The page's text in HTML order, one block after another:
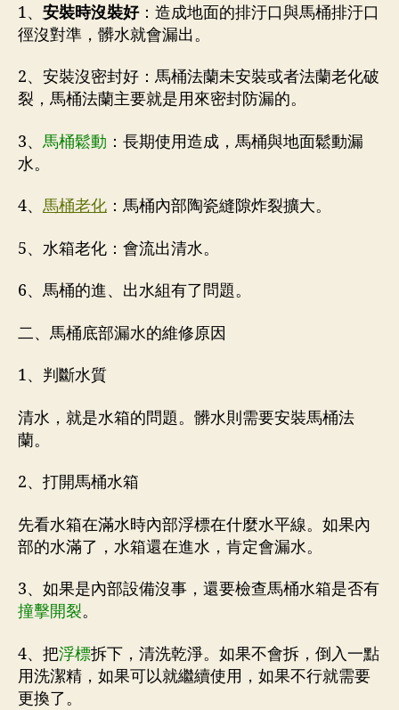
1、 安裝時沒裝好：造成地面的排汙口與馬桶排汙口
徑沒對準，髒水就會漏出。
2、安裝沒密封好：馬桶法蘭未安裝或者法蘭老化破
裂，馬桶法蘭主要就是用來密封防漏的。
3、 馬桶鬆動 ：長期使用造成，馬桶與地面鬆動漏
水。
4、 馬桶老化 ：馬桶內部陶瓷縫隙炸裂擴大。
5、水箱老化：會流出清水。
6、馬桶的進、出水組有了問題。
二、馬桶底部漏水的維修原因
1、判斷水質
清水，就是水箱的問題。髒水則需要安裝馬桶法
蘭。
2、打開馬桶水箱
先看水箱在滿水時內部浮標在什麼水平線。如果內
部的水滿了，水箱還在進水，肯定會漏水。
3、如果是內部設備沒事，還要檢查馬桶水箱是否有
撞擊開裂。
4、把浮標拆下，清洗乾淨。如果不會拆，倒入一點
用洗潔精，如果可以就繼續使用，如果不行就需要
更換了。